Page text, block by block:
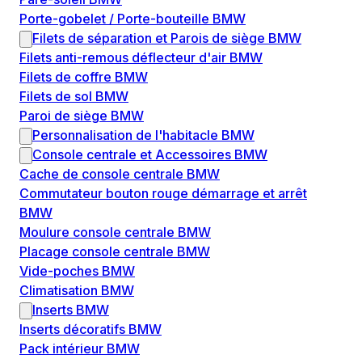
Porte-gobelet / Porte-bouteille BMW
Filets de séparation et Parois de siège BMW
Filets anti-remous déflecteur d'air BMW
Filets de coffre BMW
Filets de sol BMW
Paroi de siège BMW
Personnalisation de l'habitacle BMW
Console centrale et Accessoires BMW
Cache de console centrale BMW
Commutateur bouton rouge démarrage et arrêt
BMW
Moulure console centrale BMW
Placage console centrale BMW
Vide-poches BMW
Climatisation BMW
Inserts BMW
Inserts décoratifs BMW
Pack intérieur BMW